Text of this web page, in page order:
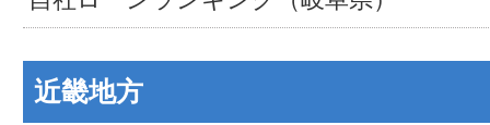
近畿地方